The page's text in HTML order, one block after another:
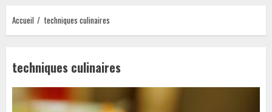
Accueil techniques culinaires
techniques culinaires